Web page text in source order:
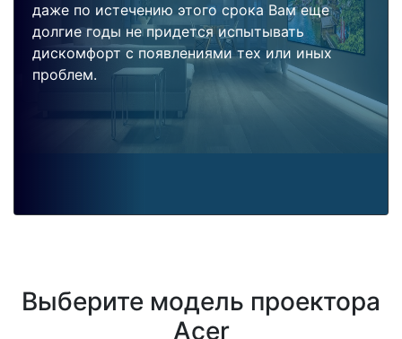
даже по истечению этого срока Вам еще
долгие годы не придется испытывать
дискомфорт с появлениями тех или иных
проблем.
Выберите модель проектора
Acer